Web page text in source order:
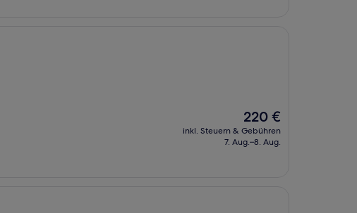
Der
Preis
beträgt
220 €
inkl. Steuern & Gebühren
7. Aug.–8. Aug.